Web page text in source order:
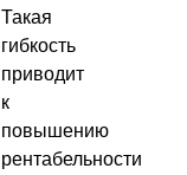
Такая
гибкость
приводит
к
повышению
рентабельности